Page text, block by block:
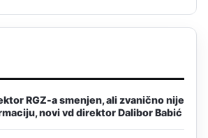
RGZ-a smenjen, ali zvanično nije
novi vd direktor Dalibor Babić